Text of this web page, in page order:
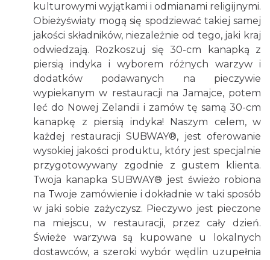
kulturowymi wyjątkami i odmianami religijnymi.
Obieżyświaty mogą się spodziewać takiej samej
jakości składników, niezależnie od tego, jaki kraj
odwiedzają. Rozkoszuj się 30-cm kanapką z
piersią indyka i wyborem różnych warzyw i
dodatków podawanych na pieczywie
wypiekanym w restauracji na Jamajce, potem
leć do Nowej Zelandii i zamów tę samą 30-cm
kanapkę z piersią indyka! Naszym celem, w
każdej restauracji SUBWAY®, jest oferowanie
wysokiej jakości produktu, który jest specjalnie
przygotowywany zgodnie z gustem klienta.
Twoja kanapka SUBWAY® jest świeżo robiona
na Twoje zamówienie i dokładnie w taki sposób
w jaki sobie zażyczysz. Pieczywo jest pieczone
na miejscu, w restauracji, przez cały dzień.
Świeże warzywa są kupowane u lokalnych
dostawców, a szeroki wybór wędlin uzupełnia